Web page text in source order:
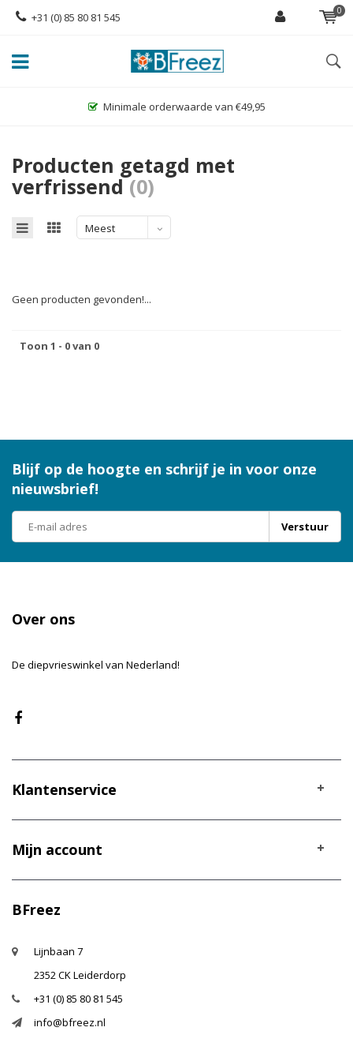
+31 (0) 85 80 81 545 0
Minimale orderwaarde van €49,95
Producten getagd met
verfrissend(0)
Meest
Geen producten gevonden!...
Toon 1 - 0 van 0
Blijf op de hoogte en schrijf je in voor onze
nieuwsbrief!
Verstuur
Over ons
De diepvrieswinkel van Nederland!
Klantenservice
Mijn account
BFreez
Lijnbaan 7
2352 CK Leiderdorp
+31 (0) 85 80 81 545
info@bfreez.nl